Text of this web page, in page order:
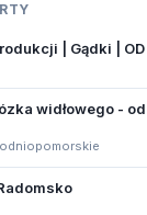
| Gądki | OD
widłowego - od